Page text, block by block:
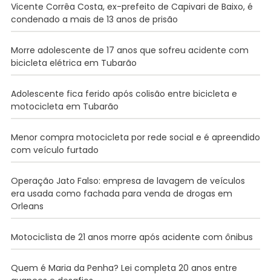
Vicente Corrêa Costa, ex-prefeito de Capivari de Baixo, é
condenado a mais de 13 anos de prisão
Morre adolescente de 17 anos que sofreu acidente com
bicicleta elétrica em Tubarão
Adolescente fica ferido após colisão entre bicicleta e
motocicleta em Tubarão
Menor compra motocicleta por rede social e é apreendido
com veículo furtado
Operação Jato Falso: empresa de lavagem de veículos
era usada como fachada para venda de drogas em
Orleans
Motociclista de 21 anos morre após acidente com ônibus
Quem é Maria da Penha? Lei completa 20 anos entre